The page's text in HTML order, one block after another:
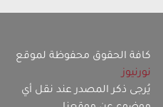
كافة الحقوق محفوظة لموقع
نورنيوز
يُرجى ذكر المصدر عند نقل أي